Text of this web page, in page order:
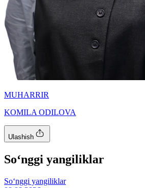
MUHARRIR
KOMILA ODILOVA
Ulashish
So‘nggi yangiliklar
So‘nggi yangiliklar